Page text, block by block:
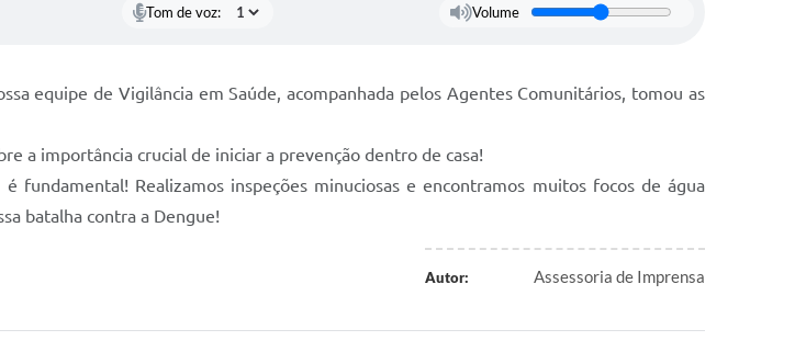
Tom de voz: Volume
equipe de Vigilância em Saúde, acompanhada pelos Agentes Comunitários, tomou as
a importância crucial de iniciar a prevenção dentro de casa!
fundamental! Realizamos inspeções minuciosas e encontramos muitos focos de água
batalha contra a Dengue!
Autor: Assessoria de Imprensa